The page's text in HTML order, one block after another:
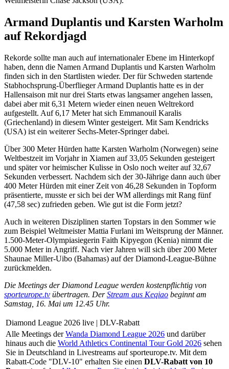
Armand Duplantis und Karsten Warholm
auf Rekordjagd
Rekorde sollte man auch auf internationaler Ebene im Hinterkopf
haben, denn die Namen Armand Duplantis und Karsten Warholm
finden sich in den Startlisten wieder. Der für Schweden startende
Stabhochsprung-Überflieger Armand Duplantis hatte es in der
Hallensaison mit nur drei Starts etwas langsamer angehen lassen,
dabei aber mit 6,31 Metern wieder einen neuen Weltrekord
aufgestellt. Auf 6,17 Meter hat sich Emmanouil Karalis
(Griechenland) in diesem Winter gesteigert. Mit Sam Kendricks
(USA) ist ein weiterer Sechs-Meter-Springer dabei.
Über 300 Meter Hürden hatte Karsten Warholm (Norwegen) seine
Weltbestzeit im Vorjahr in Xiamen auf 33,05 Sekunden gesteigert
und später vor heimischer Kulisse in Oslo noch weiter auf 32,67
Sekunden verbessert. Nachdem sich der 30-Jährige dann auch über
400 Meter Hürden mit einer Zeit von 46,28 Sekunden in Topform
präsentierte, musste er sich bei der WM allerdings mit Rang fünf
(47,58 sec) zufrieden geben. Wie gut ist die Form jetzt?
Auch in weiteren Disziplinen starten Topstars in den Sommer wie
zum Beispiel Weltmeister Mattia Furlani im Weitsprung der Männer.
1.500-Meter-Olympiasiegerin Faith Kipyegon (Kenia) nimmt die
5.000 Meter in Angriff. Nach vier Jahren will sich über 200 Meter
Shaunae Miller-Uibo (Bahamas) auf der Diamond-League-Bühne
zurückmelden.
Die Meetings der Diamond League werden kostenpflichtig von
sporteurope.tv übertragen. DerStream aus Keqiao beginnt am
Samstag, 16. Mai um 12.45 Uhr.
Diamond League 2026 live | DLV-Rabatt
Alle Meetings derWanda Diamond League 2026 und darüber
hinaus auch die World Athletics Continental Tour Gold 2026 sehen
Sie in Deutschland in Livestreams auf sporteurope.tv. Mit dem
Rabatt-Code "DLV-10" erhalten Sie einen DLV-Rabatt von 10